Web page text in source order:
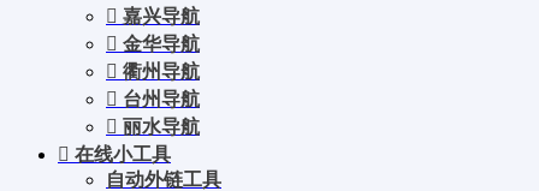
嘉兴导航
金华导航
衢州导航
台州导航
丽水导航
在线小工具
自动外链工具